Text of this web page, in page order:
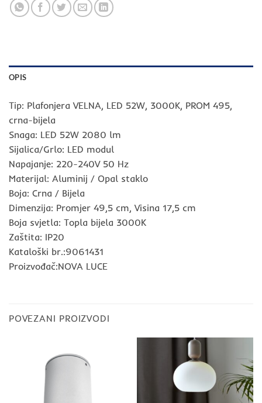
OPIS
Tip: Plafonjera VELNA, LED 52W, 3000K, PROM 495,
crna-bijela
Snaga: LED 52W 2080 lm
Sijalica/Grlo: LED modul
Napajanje: 220-240V 50 Hz
Materijal: Aluminij / Opal staklo
Boja: Crna / Bijela
Dimenzija: Promjer 49,5 cm, Visina 17,5 cm
Boja svjetla: Topla bijela 3000K
Zaštita: IP20
Kataloški br.:9061431
Proizvođač:NOVA LUCE
POVEZANI PROIZVODI